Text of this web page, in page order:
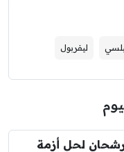
ليفربول
لحل أزمة